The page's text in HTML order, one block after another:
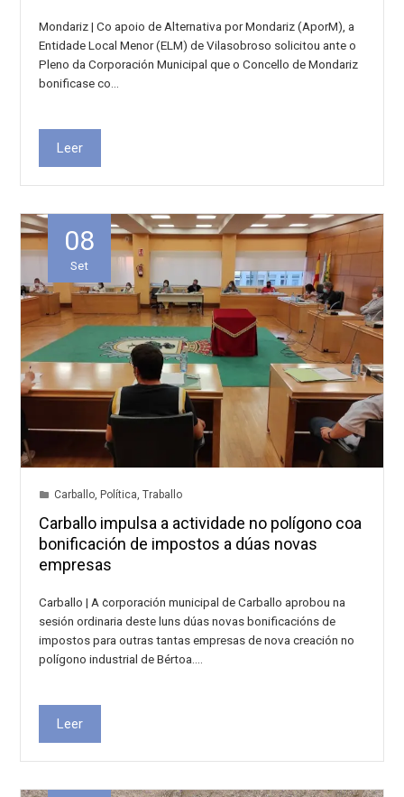
Mondariz | Co apoio de Alternativa por Mondariz (AporM), a
Entidade Local Menor (ELM) de Vilasobroso solicitou ante o
Pleno da Corporación Municipal que o Concello de Mondariz
bonificase co…
Leer
08
Set
Carballo, Política,Traballo
Carballo impulsa a actividade no polígono coa
bonificación de impostos a dúas novas
empresas
Carballo | A corporación municipal de Carballo aprobou na
sesión ordinaria deste luns dúas novas bonificacións de
impostos para outras tantas empresas de nova creación no
polígono industrial de Bértoa.…
Leer